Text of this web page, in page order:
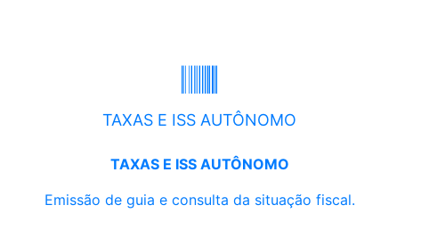
TAXAS E ISS AUTÔNOMO
TAXAS E ISS AUTÔNOMO
Emissão de guia e consulta da situação fiscal.